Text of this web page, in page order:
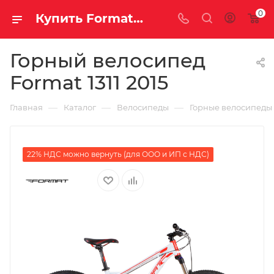
Купить Format 1311 2015 за рублей, а со скидкой 0
Горный велосипед
Format 1311 2015
Главная — Каталог — Велосипеды — Горные велосипеды
22% НДС можно вернуть (для ООО и ИП с НДС)